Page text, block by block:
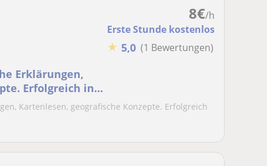
8€/h
Erste Stunde kostenlos
★ 5,0 (1 Bewertungen)
Erklärungen,
Erfolgreich in
Kartenlesen, geografische Konzepte. Erfolgreich